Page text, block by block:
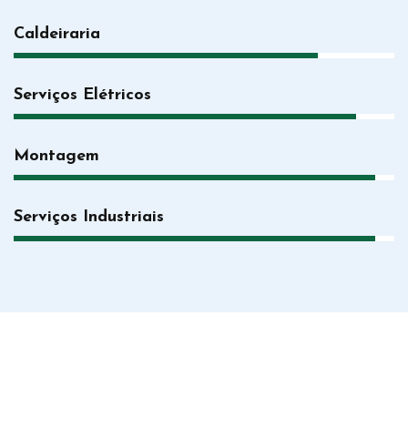
Caldeiraria
Serviços Elétricos
Montagem
Serviços Industriais